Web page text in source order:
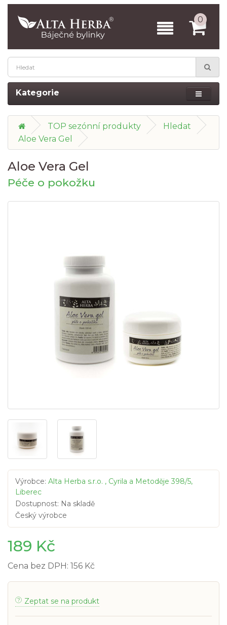
0
Kategorie
TOP sezónní produkty
Hledat
Aloe Vera Gel
Aloe Vera Gel
Péče o pokožku
Výrobce: Alta Herba s.r.o. , Cyrila a Metoděje 398/5,
Liberec
Dostupnost: Na skladě
Český výrobce
189 Kč
Cena bez DPH: 156 Kč
Zeptat se na produkt